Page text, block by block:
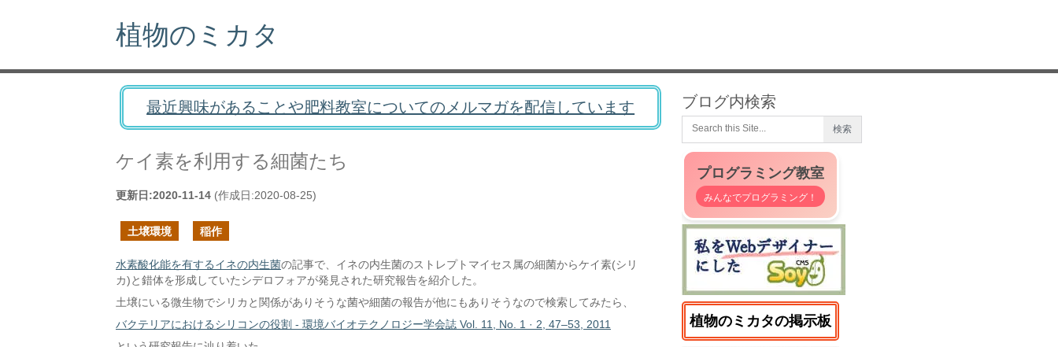
植物のミカタ
最近興味があることや肥料教室についてのメルマガを配信しています
ケイ素を利用する細菌たち
更新日:2020-11-14 (作成日:2020-08-25)
土壌環境 稲作
水素酸化能を有するイネの内生菌の記事で、イネの内生菌のストレプトマイセス属の細菌からケイ素(シリ
カ)と錯体を形成していたシデロフォアが発見された研究報告を紹介した。
土壌にいる微生物でシリカと関係がありそうな菌や細菌の報告が他にもありそうなので検索してみたら、
バクテリアにおけるシリコンの役割 - 環境バイオテクノロジー学会誌 Vol. 11, No. 1 · 2, 47–53, 2011
ブログ内検索
プログラミング教室
みんなでプログラミング！
植物のミカタの掲示板